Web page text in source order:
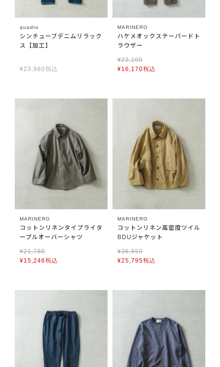
quadro
シンチューブデニムリラック
ス【加工】
¥23,980 税込
MARINERO
ハケメオックステーパードト
ラウザー
¥23,100
¥16,170税込
MARINERO
コットンリネンタイプライタ
ープルオーバーシャツ
¥21,780
¥15,246税込
MARINERO
コットンリネン高密度ツイル
BDUジャケット
¥36,850
¥25,795税込